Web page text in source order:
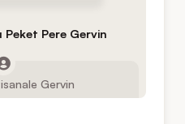
Peket Pere Gervin
Gervin